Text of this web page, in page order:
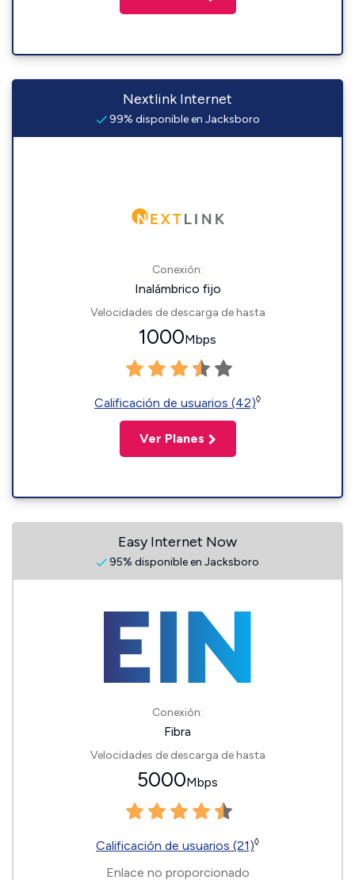
Nextlink Internet
99% disponible en Jacksboro
Conexión:
Inalámbrico fijo
Velocidades de descarga de hasta
1000Mbps
Calificación de usuarios (42)◊
Ver Planes
Easy Internet Now
95% disponible en Jacksboro
Conexión:
Fibra
Velocidades de descarga de hasta
5000Mbps
Calificación de usuarios (21)◊
Enlace no proporcionado